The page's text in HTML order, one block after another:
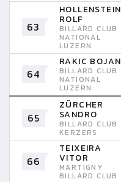
63
HOLLENSTEIN
ROLF
BILLARD CLUB
NATIONAL
LUZERN
64
RAKIC BOJAN
BILLARD CLUB
NATIONAL
LUZERN
65
ZÜRCHER
SANDRO
BILLARD CLUB
KERZERS
66
TEIXEIRA
VITOR
MARTIGNY
BILLARD CLUB